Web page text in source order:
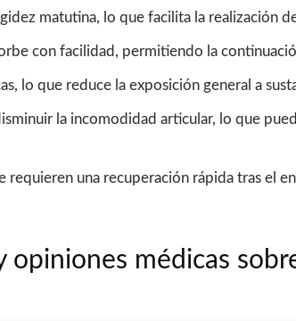
matutina, lo que facilita la realización
con facilidad, permitiendo la
lo que reduce la exposición general a
la incomodidad articular, lo que
una recuperación rápida tras el
médicas